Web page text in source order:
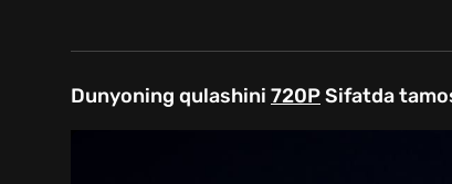
Dunyoning qulashini 720PSifatda